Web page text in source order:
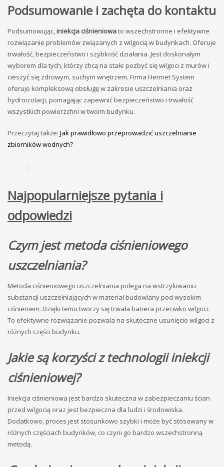
Podsumowanie i zachęta do kontaktu
Podsumowując,iniekcja ciśnieniowato wszechstronne i efektywne
rozwiązanie problemów związanych z wilgocią w budynkach. Oferuje
trwałość, bezpieczeństwo i szybkość działania. Jest doskonałym
wyborem dla tych, którzy chcą na stałe pozbyć się wilgoci z murów i
cieszyć się zdrowym, suchym wnętrzem. Firma Hermet System
oferuje kompleksową obsługę w zakresie uszczelniania oraz
hydroizolacji, pomagając zapewnić bezpieczeństwo i trwałość
wszystkich powierzchni w twoim budynku.
Przeczytaj także: Jak prawidłowo przeprowadzić uszczelnianie
zbiorników wodnych?
Najpopularniejsze pytania i
odpowiedzi
Czym jest metoda ciśnieniowego
uszczelniania?
Metoda ciśnieniowego uszczelniania polega na wstrzykiwaniu
substancji uszczelniających w materiał budowlany pod wysokim
ciśnieniem. Dzięki temu tworzy się trwała bariera przeciwko wilgoci.
To efektywne rozwiązanie pozwala na skuteczne usunięcie wilgoci z
różnych części budynku.
Jakie są korzyści z technologii iniekcji
ciśnieniowej?
Iniekcja ciśnieniowa jest bardzo skuteczna w zabezpieczaniu ścian
przed wilgocią oraz jest bezpieczna dla ludzi i środowiska.
Dodatkowo, proces jest stosunkowo szybki i może być stosowany w
różnych częściach budynków, co czyni go bardzo wszechstronną
metodą.